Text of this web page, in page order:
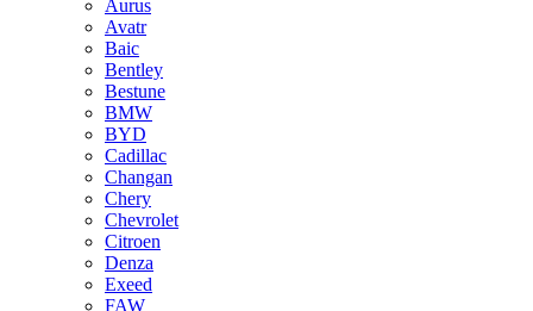
Aurus
Avatr
Baic
Bentley
Bestune
BMW
BYD
Cadillac
Changan
Chery
Chevrolet
Citroen
Denza
Exeed
FAW